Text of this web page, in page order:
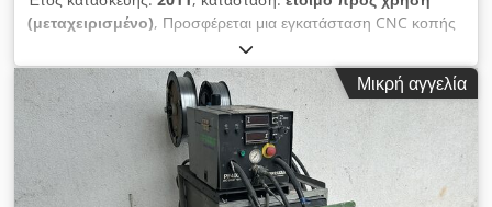
(μεταχειρισμένο), Προσφέρεται μια εγκατάσταση CNC κοπής
με οξυγονοάκμονο της Esab. Μετατρόχιο: 3000 mm, μέγιστο
πλάτος κοπής: περίπου 2500 mm, μέγιστη ταχύτητα
τοποθέτησης: περίπου 25 m/λεπτό, μέθοδος κοπής: πλάσμα,
σύστημα ελέγχου: Esab CNC. Διαστάσεις μηχανήματος X/Y/Z:
περίπου 4425 mm/1676 mm/1930 mm. Δυνατότητα
επιθεώρησης κατόπιν συνεννόησης. Credpfozrzpnsx Aiiof
Μικρή αγγελία